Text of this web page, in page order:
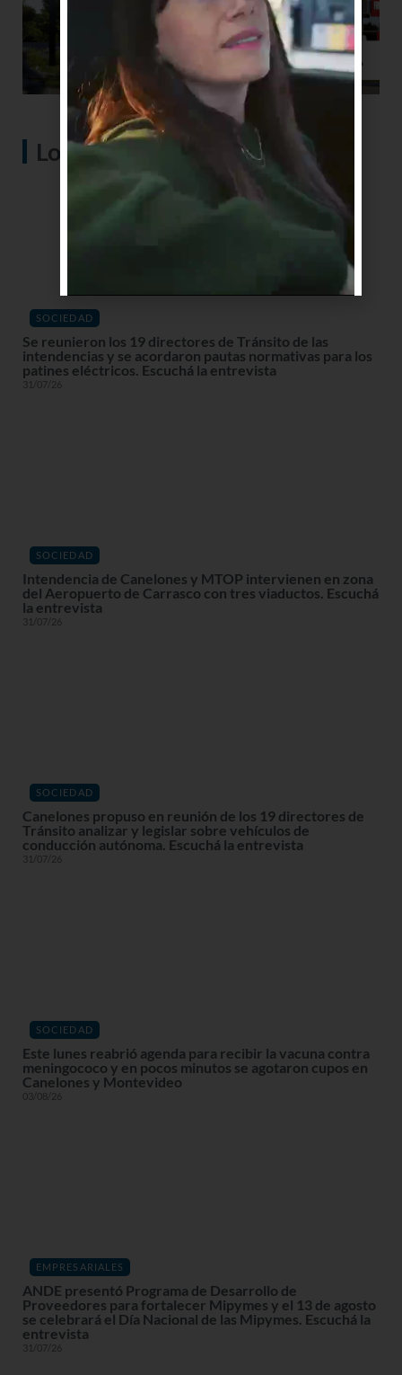
Lo más visto
SOCIEDAD
Se reunieron los 19 directores de Tránsito de las
intendencias y se acordaron pautas normativas para los
patines eléctricos. Escuchá la entrevista
31/07/26
SOCIEDAD
Intendencia de Canelones y MTOP intervienen en zona
del Aeropuerto de Carrasco con tres viaductos. Escuchá
la entrevista
31/07/26
SOCIEDAD
Canelones propuso en reunión de los 19 directores de
Tránsito analizar y legislar sobre vehículos de
conducción autónoma. Escuchá la entrevista
31/07/26
SOCIEDAD
Este lunes reabrió agenda para recibir la vacuna contra
meningococo y en pocos minutos se agotaron cupos en
Canelones y Montevideo
03/08/26
EMPRESARIALES
ANDE presentó Programa de Desarrollo de
Proveedores para fortalecer Mipymes y el 13 de agosto
se celebrará el Día Nacional de las Mipymes. Escuchá la
entrevista
31/07/26